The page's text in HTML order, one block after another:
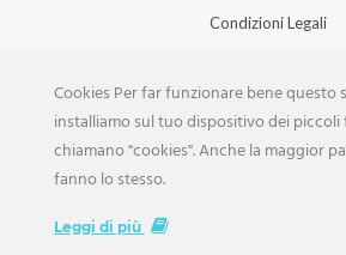
Condizioni Legali
Iscrizione Aziende
Scarica la Rivista
Cookies Per far funzionare bene questo
installiamo sul tuo dispositivo dei piccoli
chiamano "cookies". Anche la maggior
fanno lo stesso.
Leggi di più